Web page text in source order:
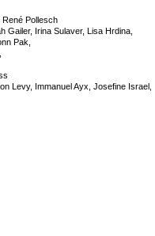
René Pollesch
Gailer, Irina Sulaver, Lisa Hrdina,
Pak,
Levy, Immanuel Ayx, Josefine Israel,